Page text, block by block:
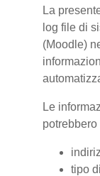
La
log file di
(Moodle)
Le
tipo